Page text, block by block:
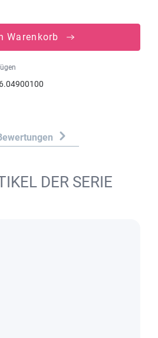
Warenkorb
DER SERIE